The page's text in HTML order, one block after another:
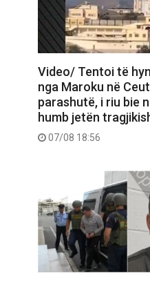
Video/ Tentoi të
nga Maroku në
parashutë, i riu bie
humb jetën
07/08 18:56